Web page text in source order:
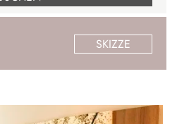
SKIZZE